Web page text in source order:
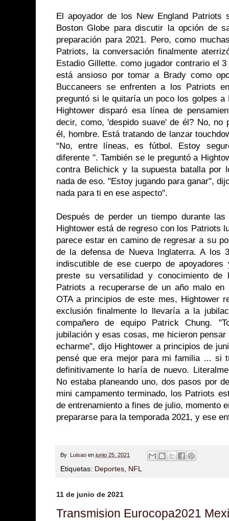
El apoyador de los New England Patriots
Boston Globe para discutir la opción de
preparación para 2021. Pero, como
Patriots, la conversación finalmente
Estadio Gillette. como jugador contrario el
está ansioso por tomar a Brady como
Buccaneers se enfrenten a los Patriots
preguntó si le quitaría un poco los golpes
Hightower disparó esa línea de
decir, como, 'despido suave' de él? No, no
él, hombre. Está tratando de lanzar
“No, entre líneas, es fútbol. Estoy
diferente ". También se le preguntó a
contra Belichick y la supuesta batalla por
nada de eso. "Estoy jugando para ganar",
nada para ti en ese aspecto".
Después de perder un tiempo durante
Hightower está de regreso con los Patriots
parece estar en camino de regresar a su
de la defensa de Nueva Inglaterra. A los
indiscutible de ese cuerpo de
preste su versatilidad y conocimiento
Patriots a recuperarse de un año malo en
OTA a principios de este mes, Hightower
exclusión finalmente lo llevaría a la
compañero de equipo Patrick Chung.
jubilación y esas cosas, me hicieron
echarme", dijo Hightower a principios de
pensé que era mejor para mi familia ... si
definitivamente lo haría de nuevo.
No estaba planeando uno, dos pasos por
mini campamento terminado, los Patriots
de entrenamiento a fines de julio, momento
prepararse para la temporada 2021, y ese
By Luisao en junio 25, 2021
Etiquetas: Deportes NFL
11 de junio de 2021
Transmision Eurocopa2021